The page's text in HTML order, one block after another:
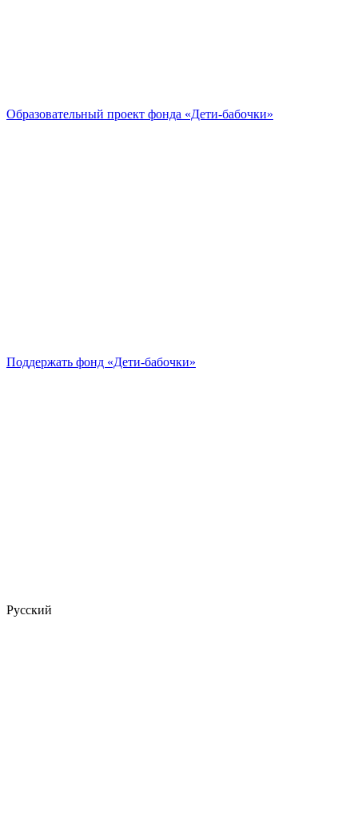
Образовательный проект фонда «Дети-бабочки»
Поддержать фонд «Дети-бабочки»
Русский